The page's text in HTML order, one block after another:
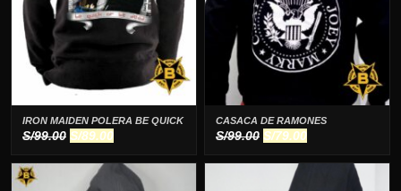
IRON MAIDEN POLERA BE QUICK
S/99.00 El
original
S/89.00El
actual
CASACA DE RAMONES
S/99.00 El
original
S/79.00El